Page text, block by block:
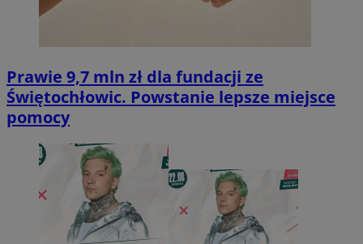
Prawie 9,7 mln zł dla fundacji ze
Świętochłowic. Powstanie lepsze miejsce
pomocy